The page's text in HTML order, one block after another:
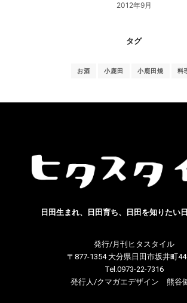
2012年9月
タグ
お酒 小鹿田 小鹿田焼 料
日田生まれ、日田育ち、日田を知りたい
発行/月刊ヒタスタイル
〒877-1354 大分県日田市坂井町
Tel.0973-22-7316
発行人/クマガエデザイン 熊谷